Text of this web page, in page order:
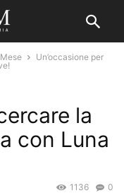
Un’occasione per
la
con Luna
0
1136